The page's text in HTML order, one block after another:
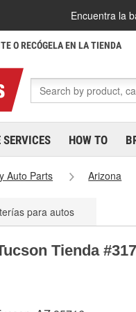
Encuentra la
O RECÓGELA EN LA TIENDA
SERVICES HOW TO
Auto Parts Arizona
para autos
Tienda